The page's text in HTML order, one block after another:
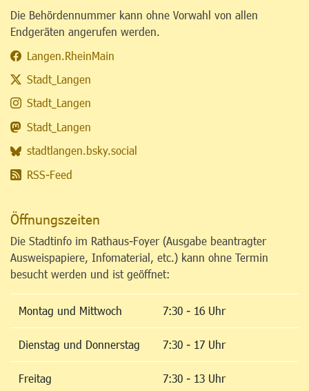
Die Behördennummer kann ohne Vorwahl von allen
Endgeräten angerufen werden.
Langen.RheinMain
Stadt_Langen
Stadt_Langen
Stadt_Langen
stadtlangen.bsky.social
RSS-Feed
Öffnungszeiten
Die Stadtinfo im Rathaus-Foyer (Ausgabe beantragter
Ausweispapiere, Infomaterial, etc.) kann ohne Termin
besucht werden und ist geöffnet:
Montag und Mittwoch 7:30 - 16 Uhr
Dienstag und Donnerstag 7:30 - 17 Uhr
Freitag 7:30 - 13 Uhr